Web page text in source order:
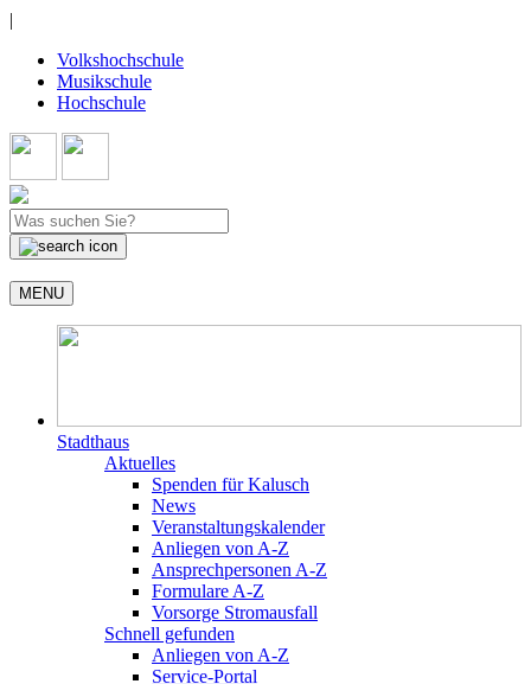
|
Volkshochschule
Musikschule
Hochschule
MENU
Stadthaus
Aktuelles
Spenden für Kalusch
News
Veranstaltungskalender
Anliegen von A-Z
Ansprechpersonen A-Z
Formulare A-Z
Vorsorge Stromausfall
Schnell gefunden
Anliegen von A-Z
Service-Portal